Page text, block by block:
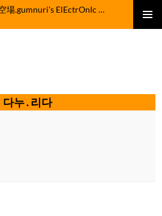
ⓒ금누리번개날터.昆奴力電慈空場.gumnuri's ElEctrOnIc fActOrY
다누 . 리다